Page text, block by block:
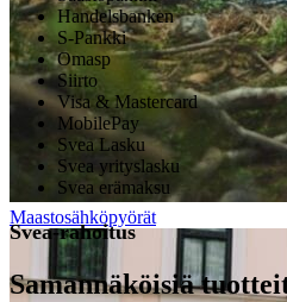
Maastosähköpyörät
Handelsbanken
S-Pankki
Omasp
Siirto
Visa & Mastercard
MobilePay
Svea Lasku
Svea yrityslasku
Svea erämaksu
Svea-rahoitus
Samannäköisiä